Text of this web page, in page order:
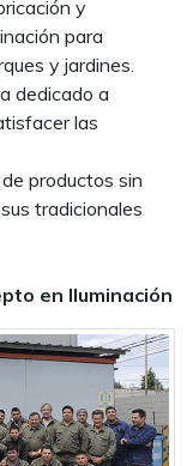
y
para
y jardines.
dedicado a
las
productos sin
tradicionales
en Iluminación